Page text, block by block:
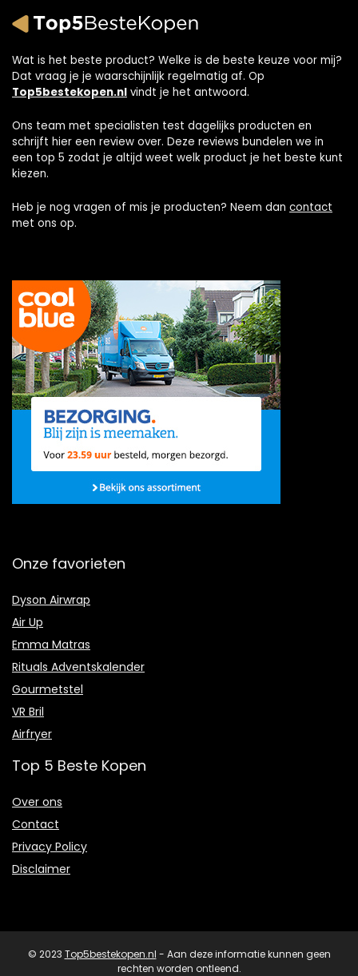
Wat is het beste product? Welke is de beste keuze voor mij?
Dat vraag je je waarschijnlijk regelmatig af. Op
Top5bestekopen.nl vindt je het antwoord.
Ons team met specialisten test dagelijks producten en
schrijft hier een review over. Deze reviews bundelen we in
een top 5 zodat je altijd weet welk product je het beste kunt
kiezen.
Heb je nog vragen of mis je producten? Neem dan contact
met ons op.
Onze favorieten
Dyson Airwrap
Air Up
Emma Matras
Rituals Adventskalender
Gourmetstel
VR Bril
Airfryer
Top 5 Beste Kopen
Over ons
Contact
Privacy Policy
Disclaimer
© 2023 Top5bestekopen.nl - Aan deze informatie kunnen geen
rechten worden ontleend.